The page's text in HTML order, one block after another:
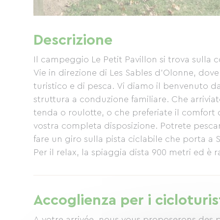
Descrizione
Il campeggio Le Petit Pavillon si trova sulla
Vie in direzione di Les Sables d'Olonne,
turistico e di pesca. Vi diamo il benvenuto
struttura a conduzione familiare. Che
tenda o roulotte, o che preferiate il comfort
vostra completa disposizione. Potrete
fare un giro sulla pista ciclabile che porta a
Per il relax, la spiaggia dista 900 metri ed è
asporto 1 o 2 volte a settimana; - Vendita
volte a settimana; - Laboratori creativi per
Accoglienza per i